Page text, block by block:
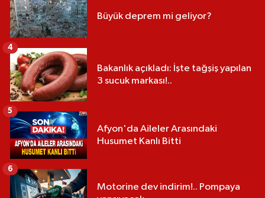
Büyük deprem mi geliyor?
Bakanlık açıkladı: İşte tağşiş yapılan
3 sucuk markası!..
4
Afyon'da Aileler Arasındaki
Husumet Kanlı Bitti
5
Motorine dev indirim!.. Pompaya
6